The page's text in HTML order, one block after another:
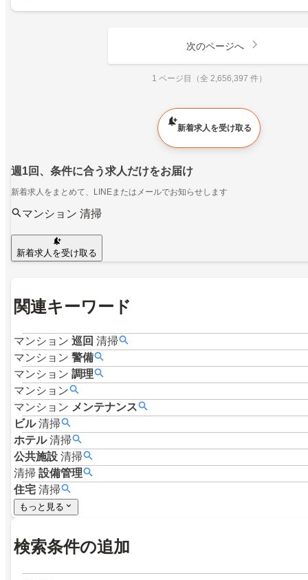
次のページへ
1 ページ目（全 2,656,397 件）
新着求人を受け取る
週1回、条件に合う求人だけをお届け
新着求人をまとめて、LINEまたはメールでお知らせします
マンション 清掃
新着求人を受け取る
関連キーワード
マンション 巡回 清掃
マンション 警備
マンション 調理
マンション
マンション メンテナンス
ビル 清掃
ホテル 清掃
公共施設 清掃
清掃 設備管理
住宅 清掃
もっと見る
検索条件の追加